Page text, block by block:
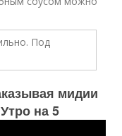
мидии
на 5